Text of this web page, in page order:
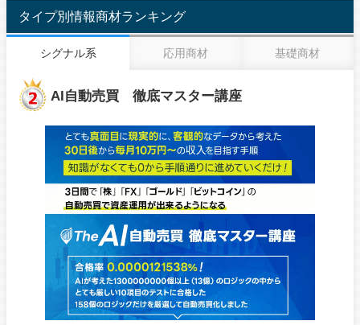
タイプ別情報商材ランキング
シグナル系 応用商材 基礎商材
AI自動売買 徹底マスター講座